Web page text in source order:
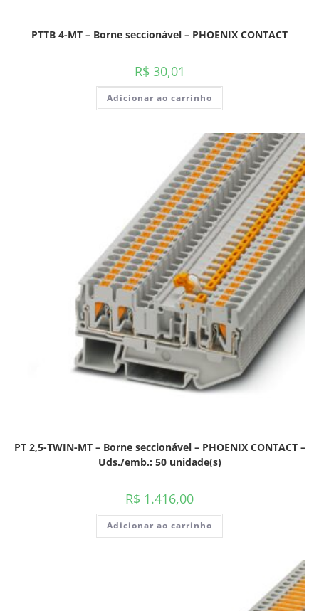
PTTB 4-MT – Borne seccionável – PHOENIX CONTACT
R$ 30,01
Adicionar ao carrinho
PT 2,5-TWIN-MT – Borne seccionável – PHOENIX CONTACT –
Uds./emb.: 50 unidade(s)
R$ 1.416,00
Adicionar ao carrinho